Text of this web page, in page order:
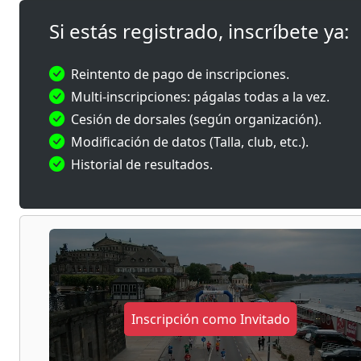
da una
6,706
del
El
hay una
queda
sendas
junto al
¿El reto?
Cada
Si estás registrado, inscríbete ya:
Reintento de pago de inscripciones.
Multi-inscripciones: págalas todas a la vez.
Cesión de dorsales (según organización).
Modificación de datos (Talla, club, etc.).
Historial de resultados.
Inscripción como Invitado